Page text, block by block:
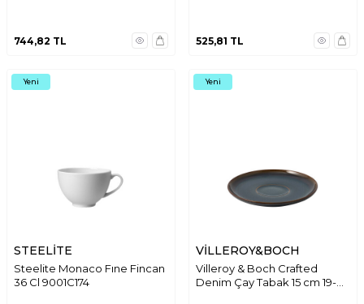
744,82 TL 525,81 TL
Yeni
STEELİTE
Steelite Monaco Fıne Fincan
36 Cl 9001C174
Yeni
VİLLEROY&BOCH
Villeroy & Boch Crafted
Denim Çay Tabak 15 cm 19-